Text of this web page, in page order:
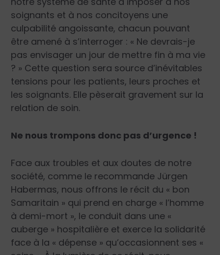
soignants et à nos concitoyens une
culpabilité angoissante, chacun pouvant
être amené à s’interroger : « Ne devrais-je
pas envisager un jour de mettre fin à ma vie
? » Cette question sera source d’inévitables
tensions pour les patients, leurs proches et
les soignants. Elle pèserait gravement sur la
relation de soin.
Ne nous trompons donc pas d’urgence !
Face aux troubles et aux doutes de notre
société, comme le recommande Jürgen
Habermas, nous offrons le récit du « bon
Samaritain » qui prend en charge « l’homme
à demi-mort », le conduit dans une «
auberge » hospitalière et exerce la solidarité
face à la « dépense » qu’occasionnent ses «